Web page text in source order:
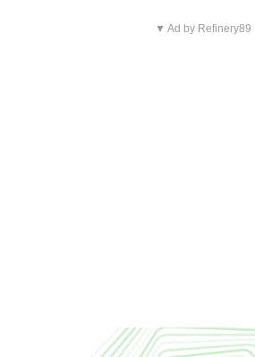
▼ Ad by Refinery89